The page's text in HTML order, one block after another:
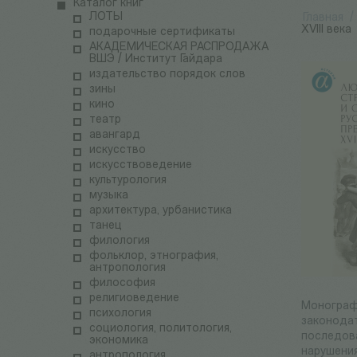
Каталог книг
ЛОТЫ
подарочные сертификаты
АКАДЕМИЧЕСКАЯ РАСПРОДАЖА
ВШЭ / Институт Гайдара
издательство порядок слов
зины
кино
театр
авангард
искусство
искусствоведение
культурология
музыка
архитектура, урбанистика
танец
филология
фольклор, этнография,
антропология
философия
религиоведение
психология
социология, политология,
экономика
ХVIII века